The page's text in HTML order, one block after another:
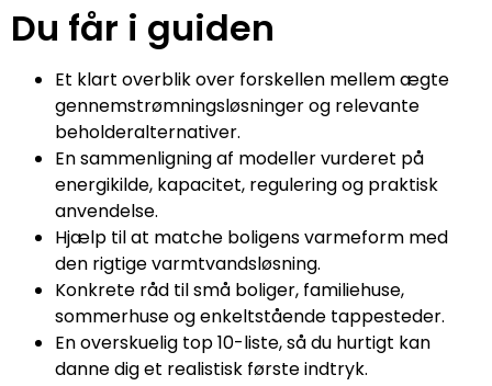
Du får i guiden
Et klart overblik over forskellen mellem ægte
gennemstrømningsløsninger og relevante
beholderalternativer.
En sammenligning af modeller vurderet på
energikilde, kapacitet, regulering og praktisk
anvendelse.
Hjælp til at matche boligens varmeform med
den rigtige varmtvandsløsning.
Konkrete råd til små boliger, familiehuse,
sommerhuse og enkeltstående tappesteder.
En overskuelig top 10-liste, så du hurtigt kan
danne dig et realistisk første indtryk.